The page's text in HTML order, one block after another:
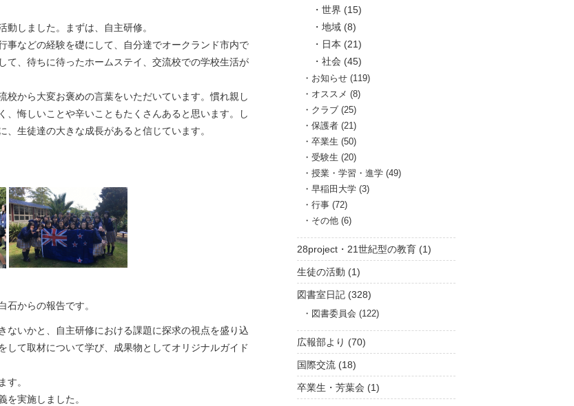
しました。まずは、自主研修。
事などの経験を礎にして、自分達でオークランド市内で
て、待ちに待ったホームステイ、交流校での学校生活が
から大変お褒めの言葉をいただいています。慣れ親し
、悔しいことや辛いこともたくさんあると思います。し
生徒達の大きな成長があると信じています。
石からの報告です。
いかと、自主研修における課題に探求の視点を盛り込
て取材について学び、成果物としてオリジナルガイド
す。
を実施しました。
世界 (15)
地域 (8)
日本 (21)
社会 (45)
お知らせ (119)
オススメ (8)
クラブ (25)
保護者 (21)
卒業生 (50)
受験生 (20)
授業・学習・進学 (49)
早稲田大学 (3)
行事 (72)
その他 (6)
28project・21世紀型の教育 (1)
生徒の活動 (1)
図書室日記 (328)
図書委員会 (122)
広報部より (70)
国際交流 (18)
卒業生・芳葉会 (1)